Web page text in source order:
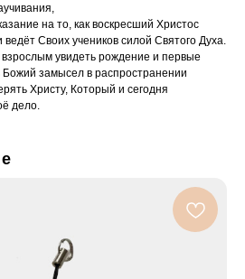
на то, как воскресший Христос
Своих учеников силой Святого Духа.
увидеть рождение и первые
замысел в распространении
Христу, Который и сегодня
дело.